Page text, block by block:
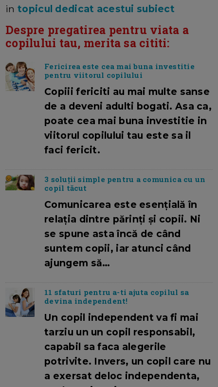
intopicul dedicat acestui subiect
Despre pregatirea pentru viata a
copilului tau, merita sa cititi:
Fericirea este cea mai buna investitie
pentru viitorul copilului
Copiii fericiti au mai multe sanse
de a deveni adulti bogati. Asa ca,
poate cea mai buna investitie in
viitorul copilului tau este sa il
faci fericit.
3 soluții simple pentru a comunica cu un
copil tăcut
Comunicarea este esențială în
relația dintre părinți și copii. Ni
se spune asta încă de când
suntem copii, iar atunci când
ajungem să…
11 sfaturi pentru a-ti ajuta copilul sa
devina independent!
Un copil independent va fi mai
tarziu un un copil responsabil,
capabil sa faca alegerile
potrivite. Invers, un copil care nu
a exersat deloc independenta,